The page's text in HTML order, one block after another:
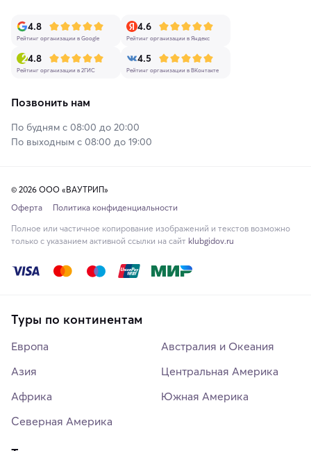
4.8
Рейтинг организации в Google
4.6
Рейтинг организации в Яндекс
4.8
Рейтинг организации в 2ГИС
4.5
Рейтинг организации в ВКонтакте
Позвонить нам
По будням с 08:00 до 20:00
По выходным с 08:00 до 19:00
© 2026 ООО «ВАУТРИП»
Оферта
Политика конфиденциальности
Полное или частичное копирование изображений и текстов возможно
только с указанием активной ссылки на сайт klubgidov.ru
Туры по континентам
Европа
Азия
Африка
Северная Америка
Австралия и Океания
Центральная Америка
Южная Америка